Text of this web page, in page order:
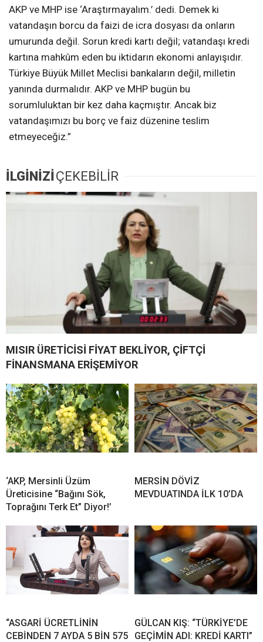
AKP ve MHP ise ‘Araştırmayalım.’ dedi. Demek ki
vatandaşın borcu da faizi de icra dosyası da onların
umurunda değil. Sorun kredi kartı değil; vatandaşı kredi
kartına mahkûm eden bu iktidarın ekonomi anlayışıdır.
Türkiye Büyük Millet Meclisi bankaların değil, milletin
yanında durmalıdır. AKP ve MHP bugün bu
sorumluluktan bir kez daha kaçmıştır. Ancak biz
vatandaşımızı bu borç ve faiz düzenine teslim
etmeyeceğiz.”
İLGİNİZİÇEKEBİLİR
MISIR ÜRETİCİSİ FİYAT BEKLİYOR, ÇİFTÇİ
FİNANSMANA ERİŞEMİYOR
‘AKP, Mersinli Üzüm
Üreticisine “Bağını Sök,
Toprağını Terk Et” Diyor!’
MERSİN DÖVİZ
MEVDUATINDA İLK 10’DA
“ASGARİ ÜCRETLİNİN
CEBİNDEN 7 AYDA 5 BİN 575
GÜLCAN KIŞ: “TÜRKİYE’DE
GEÇİMİN ADI: KREDİ KARTI”